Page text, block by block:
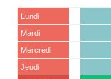
Lundi
Mardi
Mercredi
Jeudi